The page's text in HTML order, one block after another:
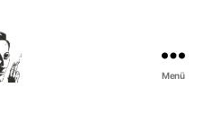
Menü